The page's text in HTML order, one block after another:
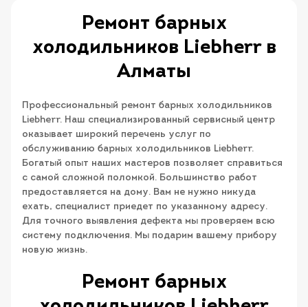
Ремонт барных
холодильников Liebherr в
Алматы
Профессиональный ремонт барных холодильников
Liebherr. Наш специализированный сервисный центр
оказывает широкий перечень услуг по
обслуживанию барных холодильников Liebherr.
Богатый опыт наших мастеров позволяет справиться
с самой сложной поломкой. Большинство работ
предоставляется на дому. Вам не нужно никуда
ехать, специалист приедет по указанному адресу.
Для точного выявления дефекта мы проверяем всю
систему подключения. Мы подарим вашему прибору
новую жизнь.
Ремонт барных